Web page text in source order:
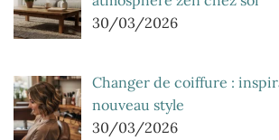
30/03/2026
Changer de coiffure :
nouveau style
30/03/2026